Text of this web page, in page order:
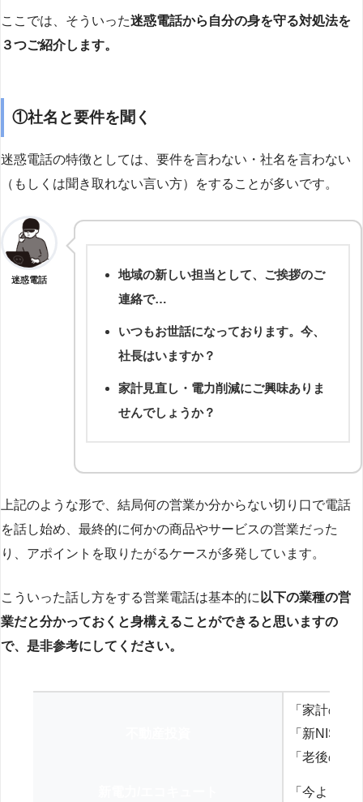
ここでは、そういった迷惑電話から自分の身を守る対処法を
３つご紹介します。
①社名と要件を聞く
迷惑電話の特徴としては、要件を言わない・社名を言わない
（もしくは聞き取れない言い方）をすることが多いです。
迷惑電話
地域の新しい担当として、ご挨拶のご
連絡で…
いつもお世話になっております。今、
社長はいますか？
家計見直し・電力削減にご興味ありま
せんでしょうか？
上記のような形で、結局何の営業か分からない切り口で電話
を話し始め、最終的に何かの商品やサービスの営業だった
り、アポイントを取りたがるケースが多発しています。
こういった話し方をする営業電話は基本的に 以下の業種の営
業だと分かっておくと身構えることができると思いますの
で、是非参考にしてください。
「家計の見
「新NISA
「老後の
「今より